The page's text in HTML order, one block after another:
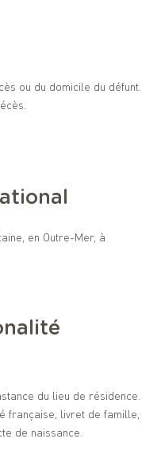
ou du domicile du défunt.
en Outre-Mer, à
du lieu de résidence.
française, livret de famille,
de naissance.